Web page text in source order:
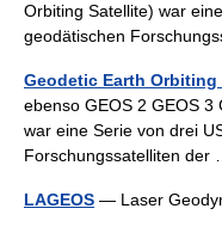
Orbiting Satellite) war
geodätischen
Geodetic Earth Orbiting
ebenso GEOS 2 GEOS 3
war eine Serie von drei
Forschungssatelliten
LAGEOS — Laser